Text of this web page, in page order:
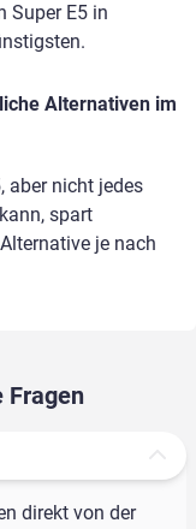
Super E5 in
Alternativen im
aber nicht jedes
spart
je nach
Fragen
direkt von der